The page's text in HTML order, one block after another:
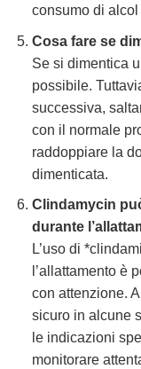
consumo di
Cosa fare se
Se si dimentica
possibile.
successiva,
con il normale
raddoppiare la
dimenticata.
Clindamycin
durante
L’uso di
l’allattamento è
con attenzione.
sicuro in alcune
le indicazioni
monitorare